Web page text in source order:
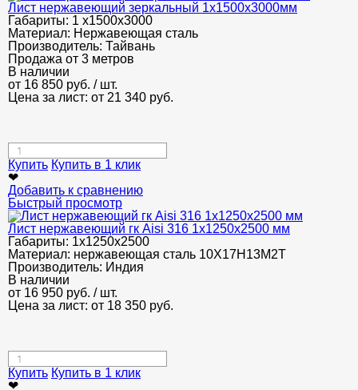
Лист нержавеющий зеркальный 1х1500х3000мм
Габариты: 1 х1500х3000
Материал: Нержавеющая сталь
Производитель: Тайвань
Продажа от 3 метров
В наличии
от 16 850 руб. / шт.
Цена за лист: от 21 340 руб.
Купить Купить в 1 клик
❤
Добавить к сравнению
Быстрый просмотр
Лист нержавеющий гк Aisi 316 1х1250х2500 мм
Габариты: 1х1250х2500
Материал: нержавеющая сталь 10Х17Н13М2Т
Производитель: Индия
В наличии
от 16 950 руб. / шт.
Цена за лист: от 18 350 руб.
Купить Купить в 1 клик
❤